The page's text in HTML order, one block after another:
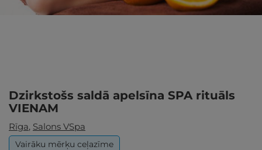
Dzirkstošs saldā apelsīna SPA rituāls
VIENAM
Rīga, Salons VSpa
Vairāku mērķu ceļazīme